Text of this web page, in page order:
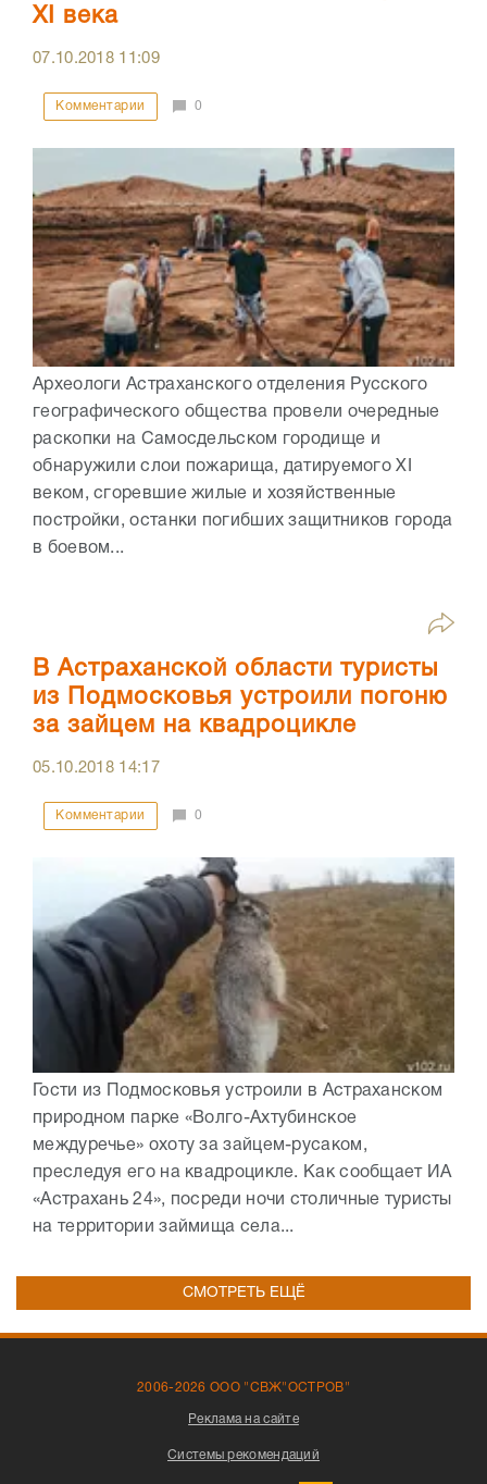
XI века
07.10.2018 11:09
Комментарии 0
Археологи Астраханского отделения Русского
географического общества провели очередные
раскопки на Самосдельском городище и
обнаружили слои пожарища, датируемого XI
веком, сгоревшие жилые и хозяйственные
постройки, останки погибших защитников города
в боевом...
В Астраханской области туристы
из Подмосковья устроили погоню
за зайцем на квадроцикле
05.10.2018 14:17
Комментарии 0
Гости из Подмосковья устроили в Астраханском
природном парке «Волго-Ахтубинское
междуречье» охоту за зайцем-русаком,
преследуя его на квадроцикле. Как сообщает ИА
«Астрахань 24», посреди ночи столичные туристы
на территории займища села...
СМОТРЕТЬ ЕЩЁ
2006-2026 ООО "СВЖ"ОСТРОВ"
Реклама на сайте
Системы рекомендаций